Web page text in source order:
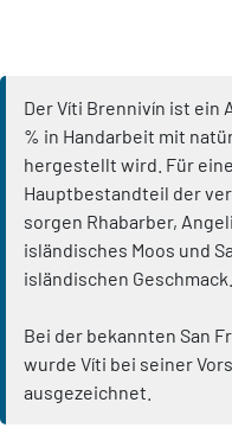
Der Víti Brennivín ist ein
% in Handarbeit mit
hergestellt wird. Für
Hauptbestandteil der
sorgen Rhabarber,
isländisches Moos und
isländischen Geschmack.
Bei der bekannten San
wurde Víti bei seiner
ausgezeichnet.